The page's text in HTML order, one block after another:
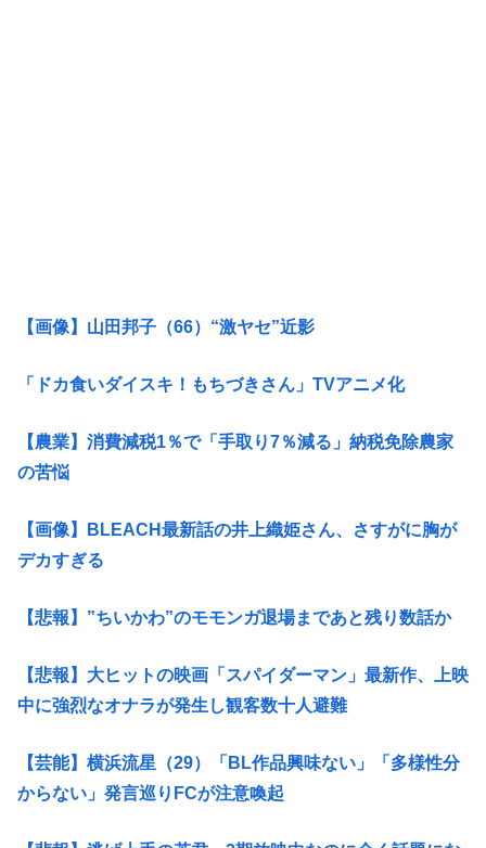
【画像】山田邦子（66）“激ヤセ”近影
「ドカ食いダイスキ！もちづきさん」TVアニメ化
【農業】消費減税1％で「手取り7％減る」納税免除農家
の苦悩
【画像】BLEACH最新話の井上織姫さん、さすがに胸が
デカすぎる
【悲報】”ちいかわ”のモモンガ退場まであと残り数話か
【悲報】大ヒットの映画「スパイダーマン」最新作、上映
中に強烈なオナラが発生し観客数十人避難
【芸能】横浜流星（29）「BL作品興味ない」「多様性分
からない」発言巡りFCが注意喚起